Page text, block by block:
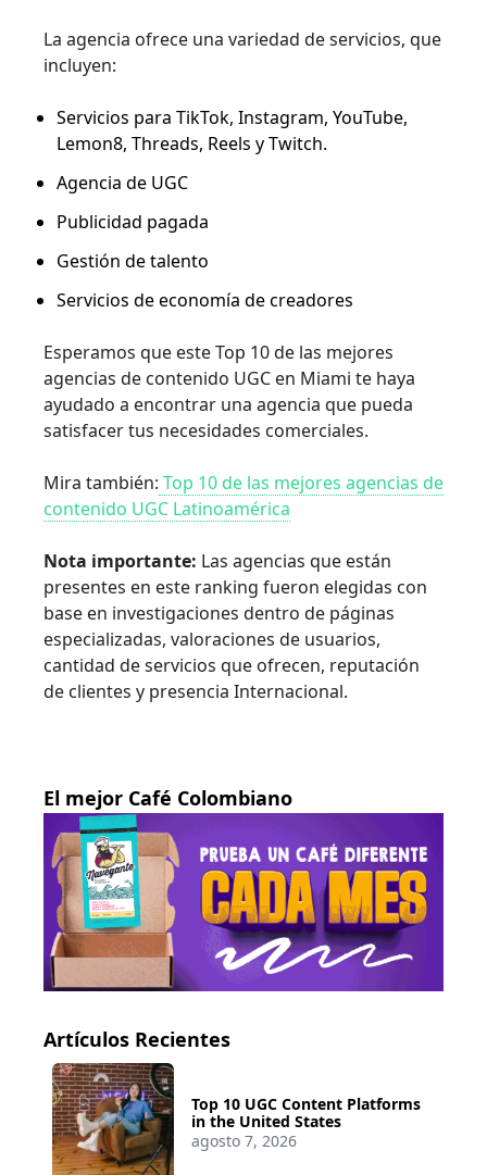
La agencia ofrece una variedad de servicios, que
incluyen:
Servicios para TikTok, Instagram, YouTube,
Lemon8, Threads, Reels y Twitch.
Agencia de UGC
Publicidad pagada
Gestión de talento
Servicios de economía de creadores
Esperamos que este Top 10 de las mejores
agencias de contenido UGC en Miami te haya
ayudado a encontrar una agencia que pueda
satisfacer tus necesidades comerciales.
Mira también: Top 10 de las mejores agencias de
contenido UGC Latinoamérica
Nota importante: Las agencias que están
presentes en este ranking fueron elegidas con
base en investigaciones dentro de páginas
especializadas, valoraciones de usuarios,
cantidad de servicios que ofrecen, reputación
de clientes y presencia Internacional.
El mejor Café Colombiano
Artículos Recientes
Top 10 UGC Content Platforms
in the United States
agosto 7, 2026